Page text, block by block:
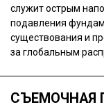
служит острым
подавления
существования и
за глобальным
СЪЕМОЧНАЯ